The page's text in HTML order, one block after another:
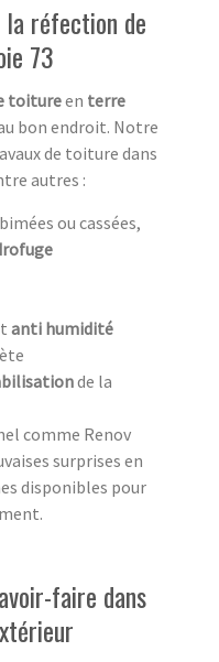
la réfection de
73
toitureen terre
bon endroit. Notre
de toiture dans
autres :
ou cassées,
anti humidité
de la
comme Renov
surprises en
disponibles pour
faire dans